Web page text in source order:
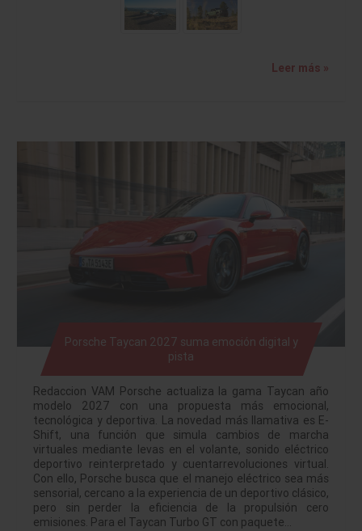
Leer más »
Porsche Taycan 2027 suma emoción digital y
pista
Redaccion VAM Porsche actualiza la gama Taycan año
modelo 2027 con una propuesta más emocional,
tecnológica y deportiva. La novedad más llamativa es E-
Shift, una función que simula cambios de marcha
virtuales mediante levas en el volante, sonido eléctrico
deportivo reinterpretado y cuentarrevoluciones virtual.
Con ello, Porsche busca que el manejo eléctrico sea más
sensorial, cercano a la experiencia de un deportivo clásico,
pero sin perder la eficiencia de la propulsión cero
emisiones. Para el Taycan Turbo GT con paquete…